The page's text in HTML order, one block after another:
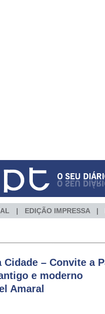
EDIÇÃO IMPRESSA
Cidade – Convite a
e moderno
Amaral